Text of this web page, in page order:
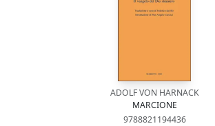
ADOLF VON HARNACK
MARCIONE
9788821194436